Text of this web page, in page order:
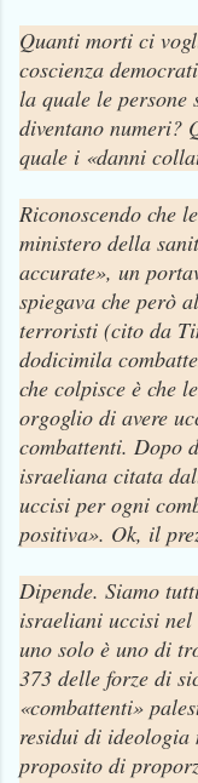
Quanti morti ci
coscienza
la quale le persone
diventano numeri?
quale i «danni
Riconoscendo che
ministero della
accurate», un
spiegava che però
terroristi (cito da
dodicimila
che colpisce è che
orgoglio di avere
combattenti. Dopo
israeliana citata
uccisi per ogni
positiva». Ok, il
Dipende. Siamo
israeliani uccisi
uno solo è uno di
373 delle forze di
«combattenti»
residui di ideologia
proposito di